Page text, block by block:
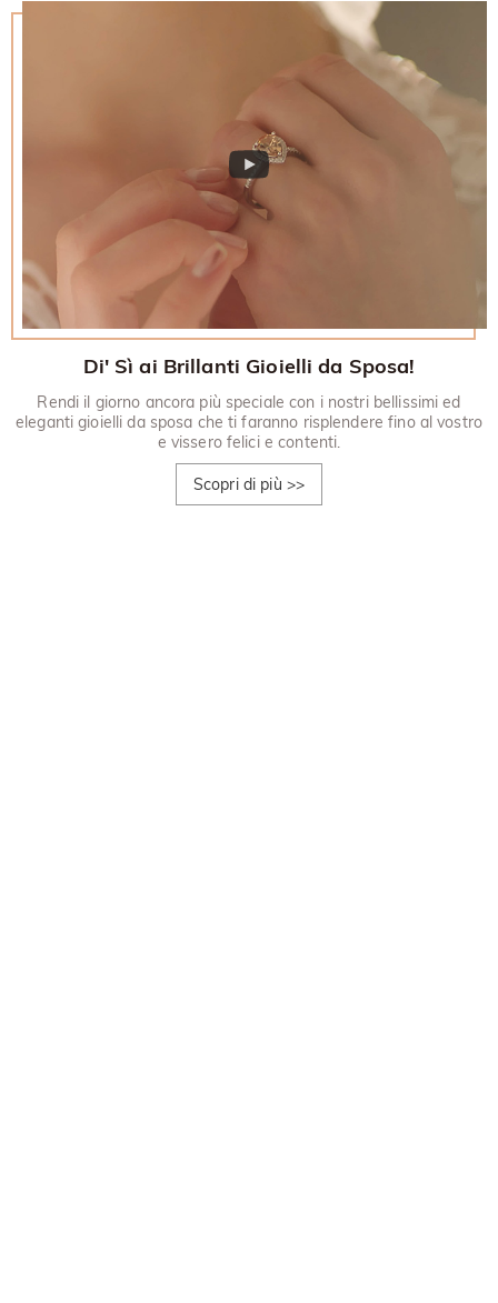
Di' Sì ai Brillanti Gioielli da Sposa!
Rendi il giorno ancora più speciale con i nostri bellissimi ed
eleganti gioielli da sposa che ti faranno risplendere fino al vostro
e vissero felici e contenti.
Scopri di più >>